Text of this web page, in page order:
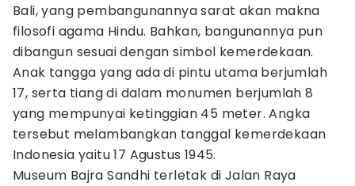
Bali, yang pembangunannya sarat akan makna
filosofi agama Hindu. Bahkan, bangunannya pun
dibangun sesuai dengan simbol kemerdekaan.
Anak tangga yang ada di pintu utama berjumlah
17, serta tiang di dalam monumen berjumlah 8
yang mempunyai ketinggian 45 meter. Angka
tersebut melambangkan tanggal kemerdekaan
Indonesia yaitu 17 Agustus 1945.
Museum Bajra Sandhi terletak di Jalan Raya